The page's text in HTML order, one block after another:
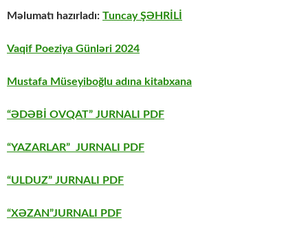
Məlumatı hazırladı: Tuncay ŞƏHRİLİ
Vaqif Poeziya Günləri 2024
Mustafa Müseyiboğlu adına kitabxana
“ƏDƏBİ OVQAT” JURNALI PDF
“YAZARLAR” JURNALI PDF
“ULDUZ” JURNALI PDF
“XƏZAN”JURNALI PDF